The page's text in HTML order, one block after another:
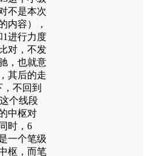
不是本次
内容），
1进行力度
对，不发
，也就意
其后的走
，不回到
个线段
中枢对
时，6
一个笔级
枢，而笔